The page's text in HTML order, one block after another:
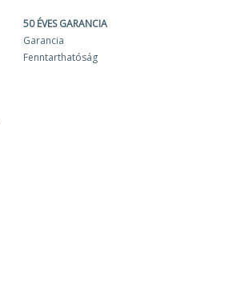
50 ÉVES GARANCIA
Garancia
Fenntarthatóság